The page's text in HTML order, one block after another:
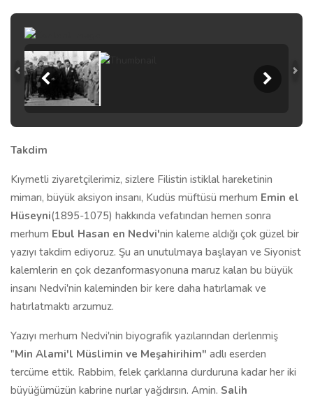
Takdim
Kıymetli ziyaretçilerimiz, sizlere Filistin istiklal hareketinin
mimarı, büyük aksiyon insanı, Kudüs müftüsü merhum Emin el
Hüseyni(1895-1075) hakkında vefatından hemen sonra
merhum Ebul Hasan en Nedvi'nin kaleme aldığı çok güzel bir
yazıyı takdim ediyoruz. Şu an unutulmaya başlayan ve Siyonist
kalemlerin en çok dezanformasyonuna maruz kalan bu büyük
insanı Nedvi'nin kaleminden bir kere daha hatırlamak ve
hatırlatmaktı arzumuz.
Yazıyı merhum Nedvi'nin biyografik yazılarından derlenmiş
"Min Alami'l Müslimin ve Meşahirihim" adlı eserden
tercüme ettik. Rabbim, felek çarklarına durduruna kadar her iki
büyüğümüzün kabrine nurlar yağdırsın. Amin. Salih